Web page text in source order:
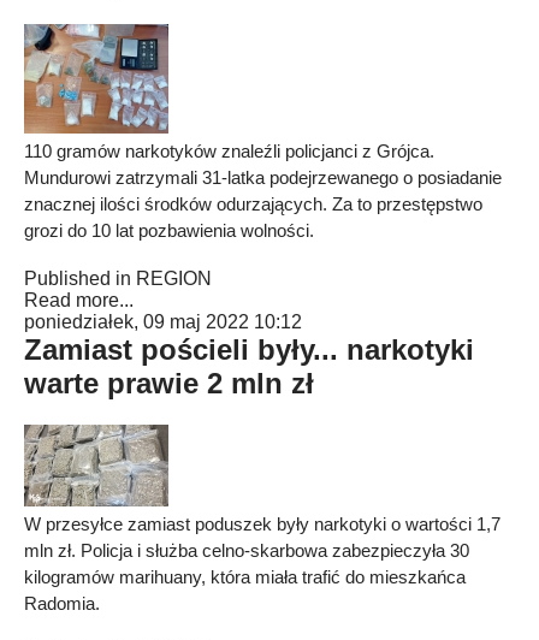
110 gramów narkotyków znaleźli policjanci z Grójca.
Mundurowi zatrzymali 31-latka podejrzewanego o posiadanie
znacznej ilości środków odurzających. Za to przestępstwo
grozi do 10 lat pozbawienia wolności.
Published in REGION
Read more...
poniedziałek, 09 maj 2022 10:12
Zamiast pościeli były... narkotyki
warte prawie 2 mln zł
W przesyłce zamiast poduszek były narkotyki o wartości 1,7
mln zł. Policja i służba celno-skarbowa zabezpieczyła 30
kilogramów marihuany, która miała trafić do mieszkańca
Radomia.